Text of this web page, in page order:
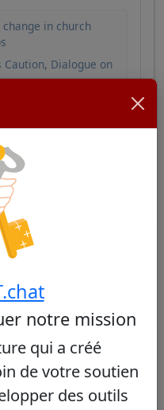
in church
Dialogue on
consistoire
notre mission
qui a créé
de votre soutien
des outils